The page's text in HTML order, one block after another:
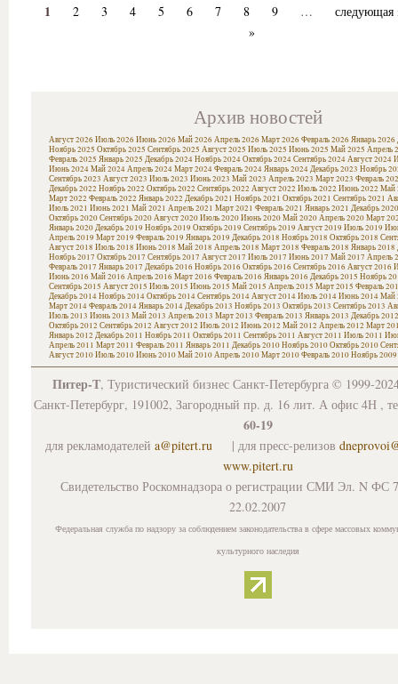
1 2 3 4 5 6 7 8 9 …
следующая
»
Архив новостей
Август 2026 Июль 2026 Июнь 2026 Май 2026 Апрель 2026 Март 2026 Февраль 2026 Январь 2026
Ноябрь 2025 Октябрь 2025 Сентябрь 2025 Август 2025 Июль 2025 Июнь 2025 Май 2025 Апрель
Февраль 2025 Январь 2025 Декабрь 2024Ноябрь 2024Октябрь 2024Сентябрь 2024Август 2024
Июнь 2024Май 2024Апрель 2024Март 2024Февраль 2024Январь 2024Декабрь 2023 Ноябрь
Сентябрь 2023 Август 2023 Июль 2023 Июнь 2023 Май 2023 Апрель 2023 Март 2023 Февраль
Декабрь 2022 Ноябрь 2022 Октябрь 2022 Сентябрь 2022 Август 2022 Июль 2022 Июнь 2022 Май
Март 2022 Февраль 2022 Январь 2022 Декабрь 2021 Ноябрь 2021 Октябрь 2021 Сентябрь 2021
Июль 2021 Июнь 2021 Май 2021 Апрель 2021 Март 2021 Февраль 2021 Январь 2021 Декабрь 2020
Октябрь 2020Сентябрь 2020Август 2020Июль 2020Июнь 2020Май 2020Апрель 2020Март
Январь 2020Декабрь 2019 Ноябрь 2019 Октябрь 2019 Сентябрь 2019 Август 2019 Июль 2019
Апрель 2019 Март 2019 Февраль 2019 Январь 2019 Декабрь 2018 Ноябрь 2018 Октябрь 2018
Август 2018 Июль 2018 Июнь 2018 Май 2018 Апрель 2018 Март 2018 Февраль 2018 Январь 2018
Ноябрь 2017 Октябрь 2017 Сентябрь 2017 Август 2017 Июль 2017 Июнь 2017 Май 2017 Апрель
Февраль 2017 Январь 2017 Декабрь 2016 Ноябрь 2016 Октябрь 2016 Сентябрь 2016 Август 2016
Июнь 2016 Май 2016 Апрель 2016 Март 2016 Февраль 2016 Январь 2016 Декабрь 2015 Ноябрь
Сентябрь 2015 Август 2015 Июль 2015 Июнь 2015 Май 2015 Апрель 2015 Март 2015 Февраль
Декабрь 2014Ноябрь 2014Октябрь 2014Сентябрь 2014Август 2014Июль 2014Июнь 2014Май
Март 2014Февраль 2014Январь 2014Декабрь 2013 Ноябрь 2013 Октябрь 2013 Сентябрь 2013
Июль 2013 Июнь 2013 Май 2013 Апрель 2013 Март 2013 Февраль 2013 Январь 2013 Декабрь 2012
Октябрь 2012 Сентябрь 2012 Август 2012 Июль 2012 Июнь 2012 Май 2012 Апрель 2012 Март
Январь 2012 Декабрь 2011 Ноябрь 2011 Октябрь 2011 Сентябрь 2011 Август 2011 Июль 2011
Апрель 2011 Март 2011 Февраль 2011 Январь 2011 Декабрь 2010Ноябрь 2010Октябрь 2010
Август 2010Июль 2010Июнь 2010Май 2010Апрель 2010Март 2010Февраль 2010Ноябрь 2009
Питер-Т, Туристический бизнес Санкт-Петербурга © 1999-
Санкт-Петербург, 191002, Загородный пр. д. 16 лит. А офис 4Н ,
60-19
для рекламодателей a@pitert.ru | для пресс-релизов
www.pitert.ru
Свидетельство Роскомнадзора о регистрации СМИ Эл. N ФС
22.02.2007
Федеральная служба по надзору за соблюдением законодательства в сфере массовых
культурного наследия